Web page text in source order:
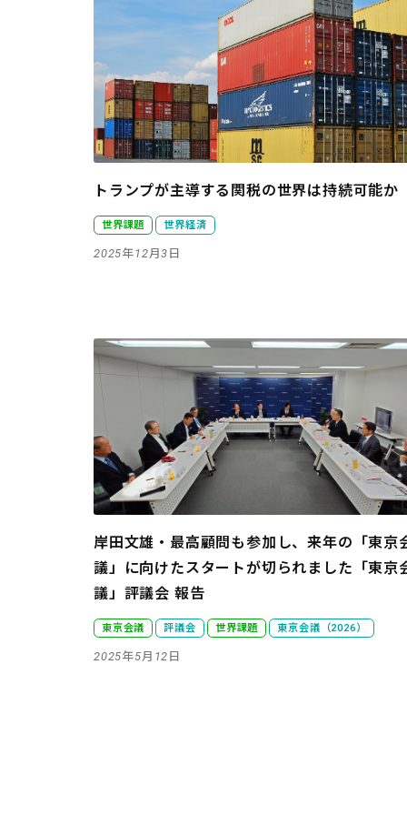
トランプが主導する関税の世界は持続可能か
世界課題 世界経済
2025年12月3日
岸田文雄・最高顧問も参加し、来年の「東京
議」に向けたスタートが切られました 「東京
議」評議会 報告
東京会議 評議会 世界課題 東京会議（2026）
2025年5月12日